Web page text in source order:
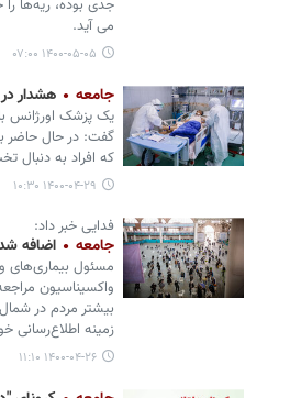
جدی بوده، ریه‌ها
می آید.
۱۴۰۰-۰۵-۰۵ ۰۷:۰۰
جامعه هشدار
یک پزشک اورژانس
گفت: در حال حاضر
که افراد به دنبال
۱۴۰۰-۰۴-۲۹ ۱۰:۳۰
فدایی خبر داد:
جامعه اضافه
واکسیناسیون
بیشتر مردم در
زمینه اطلاع‌رسانی
۱۴۰۰-۰۴-۲۶ ۱۱:۱۰